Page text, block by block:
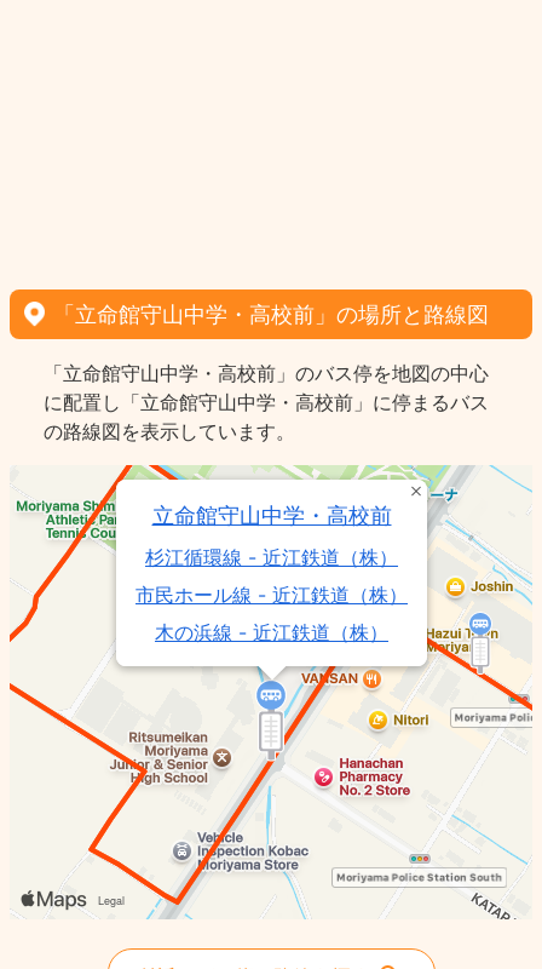
「立命館守山中学・高校前」の場所と路線図
「立命館守山中学・高校前」のバス停を地図の中心
に配置し「立命館守山中学・高校前」に停まるバス
の路線図を表示しています。
立命館守山中学・高校前
杉江循環線 - 近江鉄道（株）
市民ホール線 - 近江鉄道（株）
木の浜線 - 近江鉄道（株）